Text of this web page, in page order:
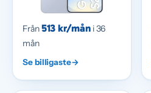
Från513 kr/måni 36
mån
Se billigaste→